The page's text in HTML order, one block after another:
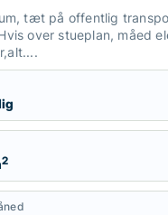
tæt på offentlig
over stueplan, måed
2